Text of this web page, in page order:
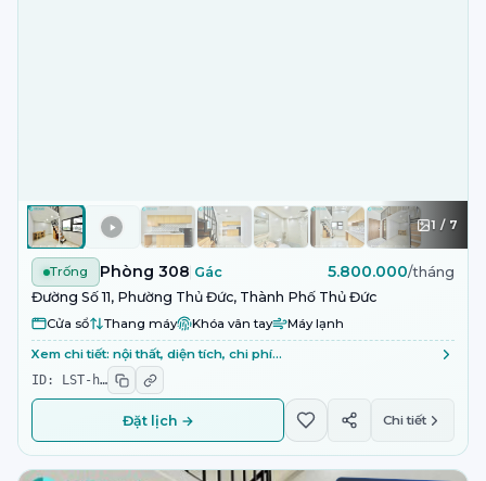
1 / 7
Trống Phòng 308 Gác 5.800.000/tháng
Đường Số 11, Phường Thủ Đức, Thành Phố Thủ Đức
Cửa sổ Thang máy Khóa vân tay Máy lạnh
Xem chi tiết: nội thất, diện tích, chi phí…
ID: LST-h…
Đặt lịch → Chi tiết